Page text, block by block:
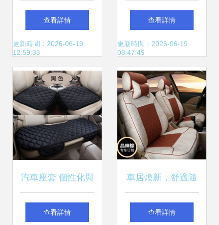
適配奇瑞、明銳、
奔騰等車型的實用
選擇
查看詳情
更新時間：2026-06-19
12:59:33
擇 PVC汽車座套在
鄭州與武漢的市場
解析
查看詳情
更新時間：2026-06-19
08:47:49
汽車座套 個性化與
保護兼具的實用汽
查看詳情
車居煥新，舒適隨
行——一淘網
查看詳情